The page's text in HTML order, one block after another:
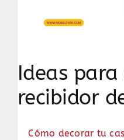
Ideas
recibidor
Cómo decorar tu